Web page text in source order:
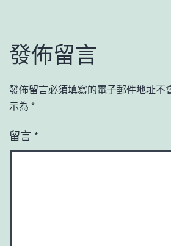
發佈留言
發佈留言必須填寫的電子郵件地址不
示為 *
留言 *